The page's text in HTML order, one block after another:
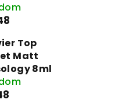
Top
Matt
8ml